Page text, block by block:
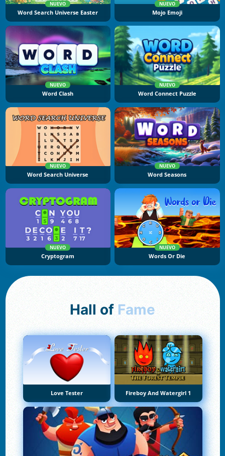
NUEVO
Word Search Universe Easter
NUEVO
Mojo Emoji
NUEVO
Word Clash
NUEVO
Word Connect Puzzle
NUEVO
Word Search Universe
NUEVO
Word Seasons
NUEVO
Cryptogram
NUEVO
Words Or Die
Hall of Fame
Love Tester Fireboy And Watergirl 1